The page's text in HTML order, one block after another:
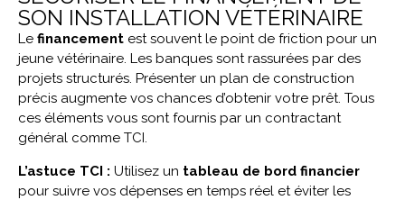
SON INSTALLATION VÉTÉRINAIRE
Le financement est souvent le point de friction pour un
jeune vétérinaire. Les banques sont rassurées par des
projets structurés. Présenter un plan de construction
précis augmente vos chances d’obtenir votre prêt. Tous
ces éléments vous sont fournis par un contractant
général comme TCI.
L’astuce TCI : Utilisez un tableau de bord financier
pour suivre vos dépenses en temps réel et éviter les